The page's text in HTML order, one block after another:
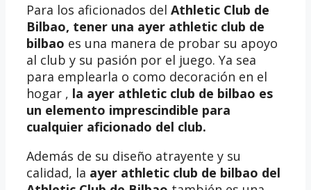
Para los aficionados del Athletic Club de
Bilbao, tener una ayer athletic club de
bilbao es una manera de probar su apoyo
al club y su pasión por el juego. Ya sea
para emplearla o como decoración en el
hogar , la ayer athletic club de bilbao es
un elemento imprescindible para
cualquier aficionado del club.
Además de su diseño atrayente y su
calidad, la ayer athletic club de bilbao del